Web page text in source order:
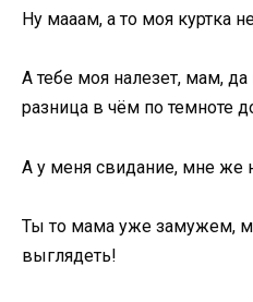
Ну мааам, а то моя куртка
А тебе моя налезет, мам,
разница в чём по темноте
А у меня свидание, мне же
Ты то мама уже замужем,
выглядеть!